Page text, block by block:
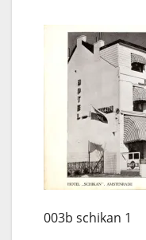
003b schikan 1